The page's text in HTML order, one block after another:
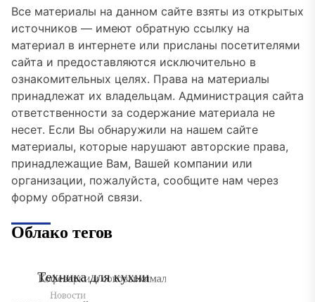
Все материалы на данном сайте взяты из открытых
источников — имеют обратную ссылку на
материал в интернете или присланы посетителями
сайта и предоставляются исключительно в
ознакомительных целях. Права на материалы
принадлежат их владельцам. Администрация сайта
ответственности за содержание материала не
несет. Если Вы обнаружили на нашем сайте
материалы, которые нарушают авторские права,
принадлежащие Вам, Вашей компании или
организации, пожалуйста, сообщите нам через
форму обратной связи.
Облако тегов